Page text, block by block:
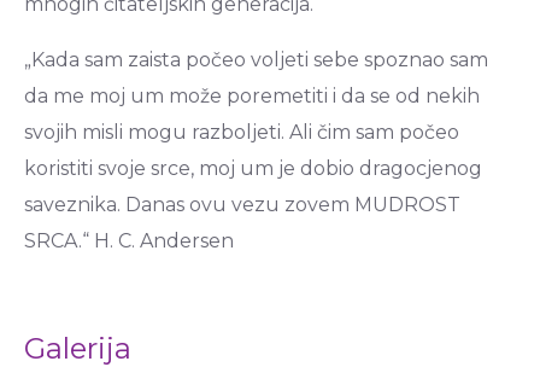
„Kada sam zaista počeo voljeti sebe spoznao sam
da me moj um može poremetiti i da se od nekih
svojih misli mogu razboljeti. Ali čim sam počeo
koristiti svoje srce, moj um je dobio dragocjenog
saveznika. Danas ovu vezu zovem MUDROST
SRCA.“ H. C. Andersen
Galerija